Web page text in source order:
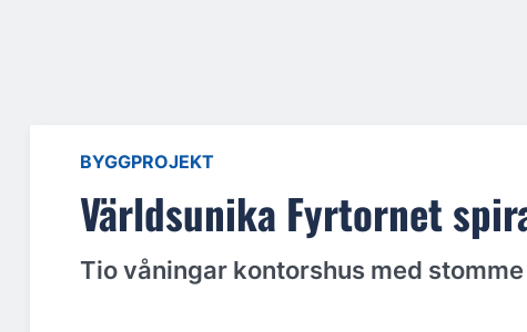
BYGGPROJEKT
Världsunika Fyrtornet
Tio våningar kontorshus med